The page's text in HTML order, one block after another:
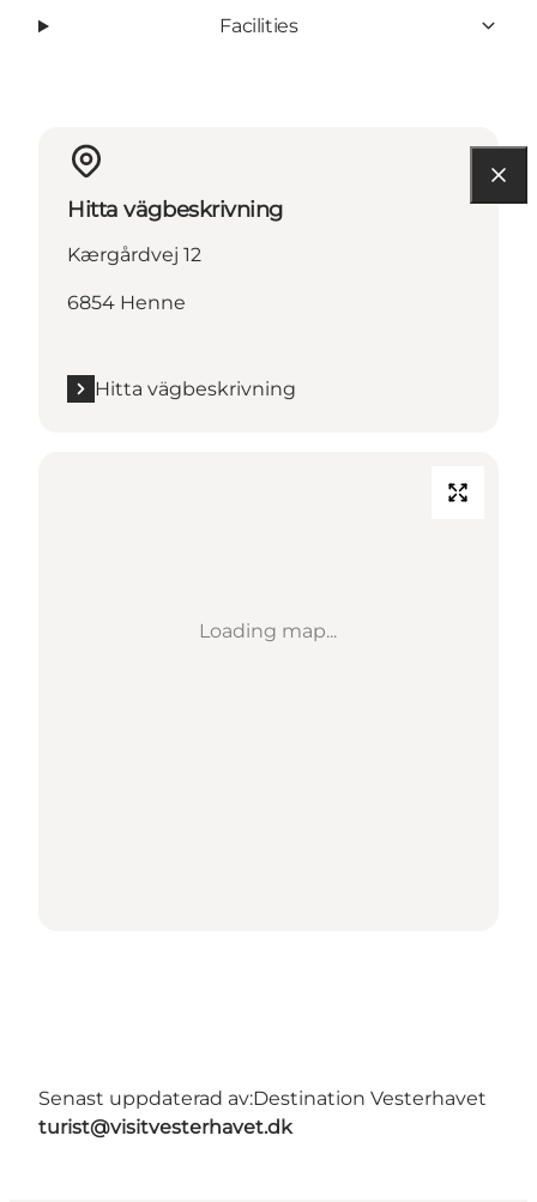
Facilities
Hitta vägbeskrivning
Kærgårdvej 12
6854 Henne
Hitta vägbeskrivning
Loading map...
Senast uppdaterad av:Destination Vesterhavet
turist@visitvesterhavet.dk